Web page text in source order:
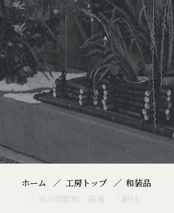
ホーム 工房トップ
和装品
𠮷川染匠㈱：振袖 「割付」